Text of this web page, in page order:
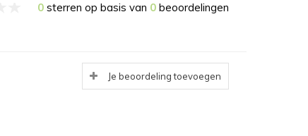
0 sterren op basis van 0 beoordelingen
Je beoordeling toevoegen